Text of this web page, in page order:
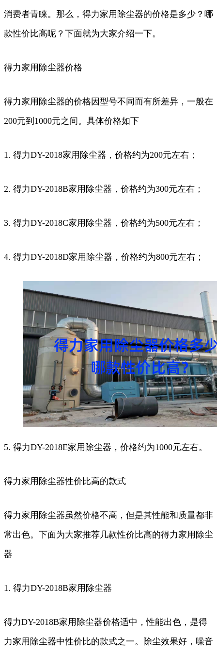
消费者青睐。那么，得力家用除尘器的价格是多少？哪
款性价比高呢？下面就为大家介绍一下。
得力家用除尘器价格
得力家用除尘器的价格因型号不同而有所差异，一般在
200元到1000元之间。具体价格如下
1. 得力DY-2018家用除尘器，价格约为200元左右；
2. 得力DY-2018B家用除尘器，价格约为300元左右；
3. 得力DY-2018C家用除尘器，价格约为500元左右；
4. 得力DY-2018D家用除尘器，价格约为800元左右；
5. 得力DY-2018E家用除尘器，价格约为1000元左右。
得力家用除尘器性价比高的款式
得力家用除尘器虽然价格不高，但是其性能和质量都非
常出色。下面为大家推荐几款性价比高的得力家用除尘
器
1. 得力DY-2018B家用除尘器
得力DY-2018B家用除尘器价格适中，性能出色，是得
力家用除尘器中性价比的款式之一。除尘效果好，噪音